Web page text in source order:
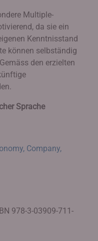
Multiple-
da sie ein
Kenntnisstand
können selbständig
den erzielten
Sprache
Company,
978-3-03909-711-